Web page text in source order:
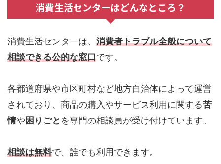
消費生活センターはどんなところ？
消費生活センターは、 消費者トラブル全般について
相談できる公的な窓口です。
各都道府県や市区町村など地方自治体によって運営
されており、商品の購入やサービス利用に関する苦
情や困りごと を専門の相談員が受け付けています。
相談は無料で、誰でも利用できます。